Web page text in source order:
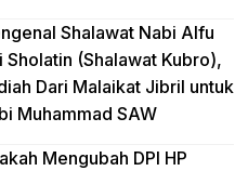
Shalawat Nabi Alfu
Sholatin (Shalawat Kubro),
Dari Malaikat Jibril untuk
Muhammad SAW
Mengubah DPI HP